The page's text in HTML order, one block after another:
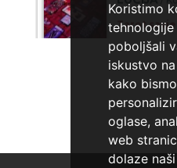
Koristimo
poboljšali
iskustvo
kako
oglase,
web
dolaze
Tarot
sudbinske
Broj tel:
tel:0,93€ -
VESNA /